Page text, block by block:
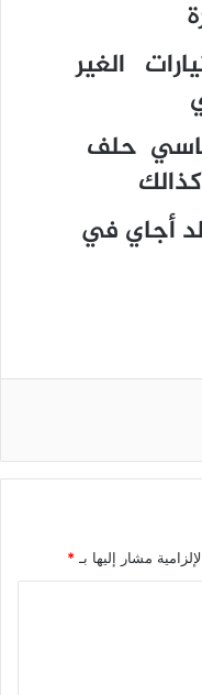
الغير
حلف
أجاي في
مشار إليها بـ *